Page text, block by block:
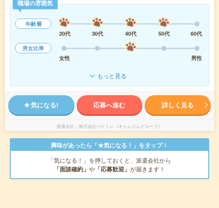
職場の雰囲気
年齢層
20代
30代 40代 50代
60代
男女比率
女性
男性
もっと見る
気になる! 応募へ進む 詳しく見る
派遣会社 株式会社バイトレ（キャムコムグループ）
興味があったら「★気になる！」をタップ！
「気になる！」を押しておくと、派遣会社から
「面談確約」 や 「応募歓迎」 が届きます！